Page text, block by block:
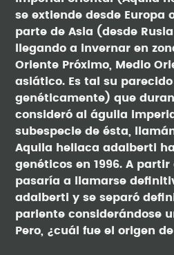
se extiende desde Europa
parte de Asia (desde
llegando a invernar en
Oriente Próximo, Medio
asiático. Es tal su
genéticamente) que
consideró al águila
subespecie de ésta,
Aquila heliaca adalberti
genéticos en 1996. A partir
pasaría a llamarse
adalberti y se separó
pariente considerándose
Pero, ¿cuál fue el origen